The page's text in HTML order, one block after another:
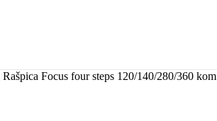
Rašpica Focus four steps 120/140/280/360 kom